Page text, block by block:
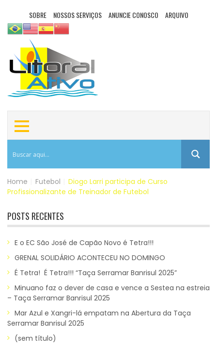
SOBRE NOSSOS SERVIÇOS ANUNCIE CONOSCO ARQUIVO
Home Futebol
Diogo Larri participa de Curso
Profissionalizante de Treinador de Futebol
POSTS RECENTES
E o EC São José de Capão Novo é Tetra!!!
GRENAL SOLIDÁRIO ACONTECEU NO DOMINGO
É Tetra! É Tetra!!! “Taça Serramar Banrisul 2025”
Minuano faz o dever de casa e vence a Sestea na estreia
– Taça Serramar Banrisul 2025
Mar Azul e Xangri-lá empatam na Abertura da Taça
Serramar Banrisul 2025
(sem título)